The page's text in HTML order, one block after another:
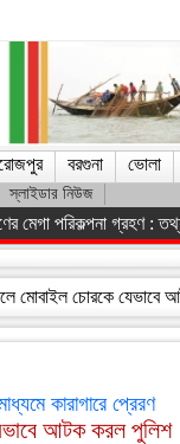
বরগুনা ভোলা
স্লাইডার নিউজ
পরিকল্পনা গ্রহণ :
মোবাইল চোরকে
কারাগারে প্রেরণ
আটক করল পুলিশ